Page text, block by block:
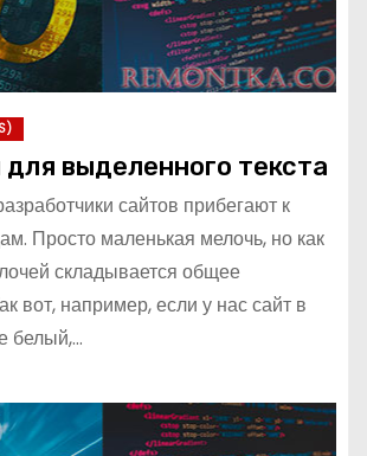
для выделенного текста
сайтов прибегают к
Просто маленькая мелочь, но как
складывается общее
вот, например, если у нас сайт в
белый,…